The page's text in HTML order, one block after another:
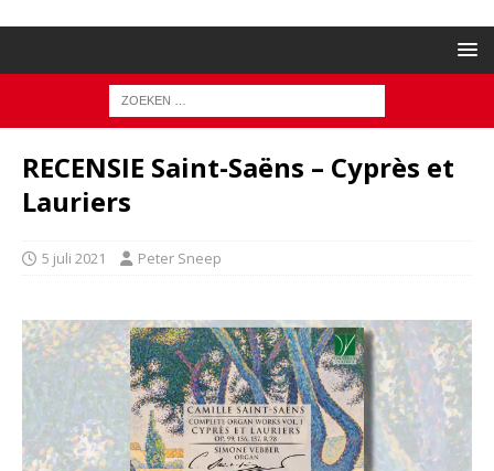
RECENSIE Saint-Saëns – Cyprès et
Lauriers
5 juli 2021 Peter Sneep